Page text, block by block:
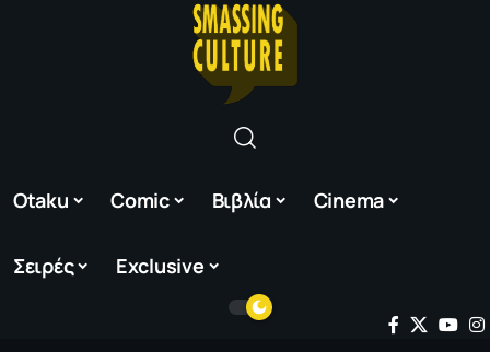
Otaku Comic Βιβλία Cinema
Σειρές Exclusive